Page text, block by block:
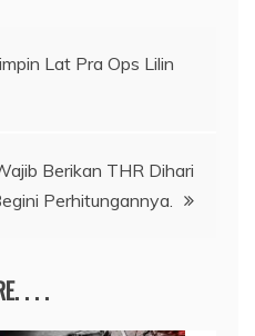
Lat Pra Ops Lilin
Berikan THR Dihari
Perhitungannya.
. . .